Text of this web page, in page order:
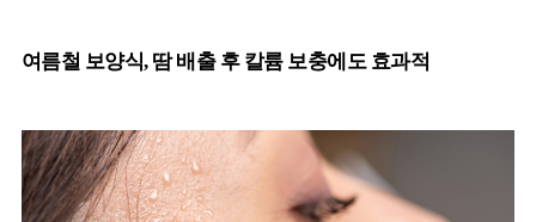
여름철 보양식, 땀 배출 후 칼륨 보충에도 효과적